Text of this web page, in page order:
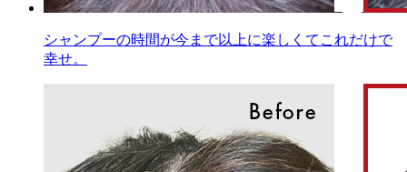
シャンプーの時間が今まで以上に楽しくてこれだけで
幸せ。